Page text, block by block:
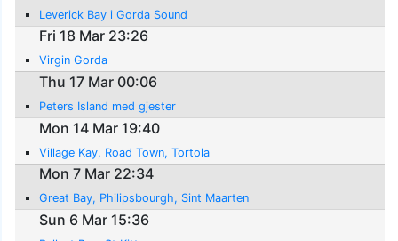
Leverick Bay i Gorda Sound
Fri 18 Mar 23:26
Virgin Gorda
Thu 17 Mar 00:06
Peters Island med gjester
Mon 14 Mar 19:40
Village Kay, Road Town, Tortola
Mon 7 Mar 22:34
Great Bay, Philipsbourgh, Sint Maarten
Sun 6 Mar 15:36